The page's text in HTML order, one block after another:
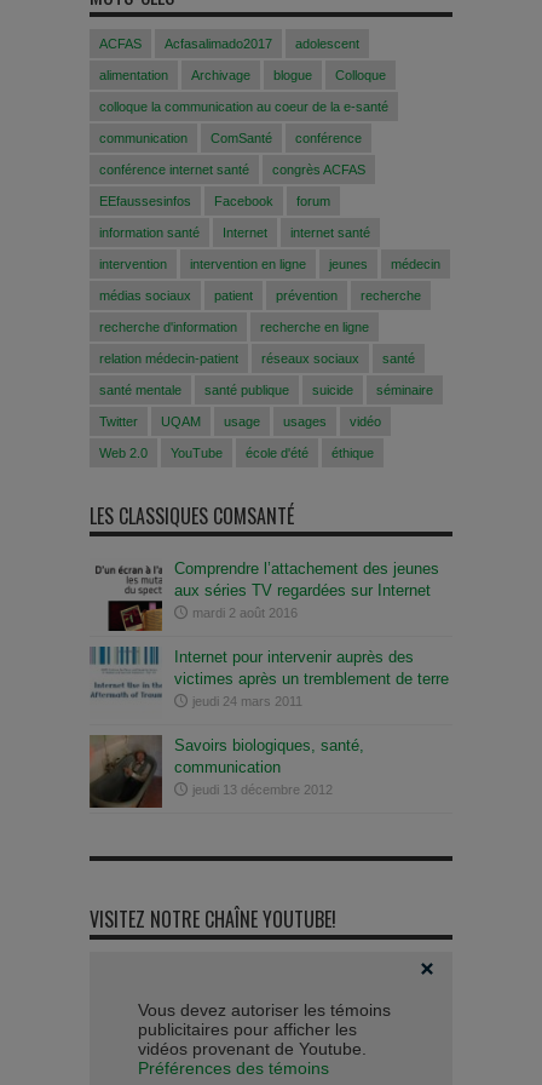
ACFAS Acfasalimado2017 adolescent
alimentation Archivage blogue Colloque
colloque la communication au coeur de la e-santé
communication ComSanté conférence
conférence internet santé congrès ACFAS
EEfaussesinfos Facebook forum
information santé Internet internet santé
intervention intervention en ligne jeunes médecin
médias sociaux patient prévention recherche
recherche d'information recherche en ligne
relation médecin-patient réseaux sociaux santé
santé mentale santé publique suicide séminaire
Twitter UQAM usage usages vidéo
Web 2.0 YouTube école d'été éthique
LES CLASSIQUES COMSANTÉ
Comprendre l’attachement des jeunes
aux séries TV regardées sur Internet
mardi 2 août 2016
Internet pour intervenir auprès des
victimes après un tremblement de terre
jeudi 24 mars 2011
Savoirs biologiques, santé,
communication
jeudi 13 décembre 2012
VISITEZ NOTRE CHAÎNE YOUTUBE!
Vous devez autoriser les témoins
publicitaires pour afficher les
vidéos provenant de Youtube.
Préférences des témoins